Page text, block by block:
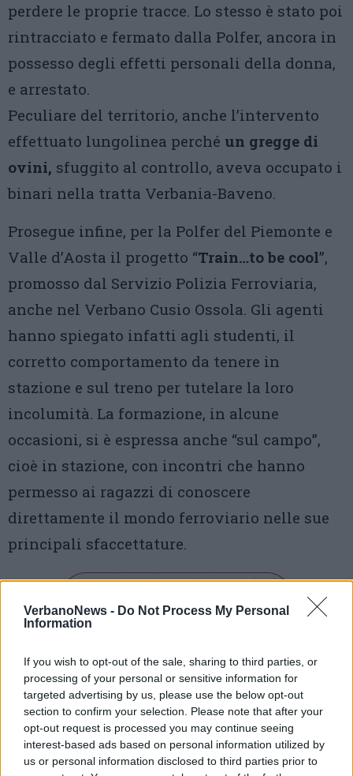
VerbanoNews - Do Not Process My Personal
Information
If you wish to opt-out of the sale, sharing to third parties, or
processing of your personal or sensitive information for
targeted advertising by us, please use the below opt-out
section to confirm your selection. Please note that after your
opt-out request is processed you may continue seeing
interest-based ads based on personal information utilized by
us or personal information disclosed to third parties prior to
perdere le proprie tracce. Lo stesso è stato poi
rintracciato e fermato dalla Polfer, ancora in
possesso degli effetti personali della donna,
e arrestato.
Peculiare del territorio, anche l’intervento
effettuato lungolinea perché un gregge di
ovini, sfuggito al controllo, aveva occupato i
binari nella tratta Verbania-Baveno.
Prosegue infine, per la Polfer del Piemonte e
Valle d’Aosta il progetto “Train…to be cool”,
promosso dal Servizio Polizia Ferroviaria,
anche nel Verbano Cusio Ossola. Gli agenti
hanno spiegato infatti agli studenti, il
corretto comportamento da tenere in
stazione e sul treno per tutelare la loro
incolumità. La formazione, in alcune
occasioni, si è espressa anche “sul campo”,
cioè in stazione, con incontri che hanno
permesso ai ragazzi di conoscere
direttamente il mondo ferroviario nelle sue
principali sfaccettature.
Via Confalonieri, 5
Castronno
Tutti gli eventi
diagosto